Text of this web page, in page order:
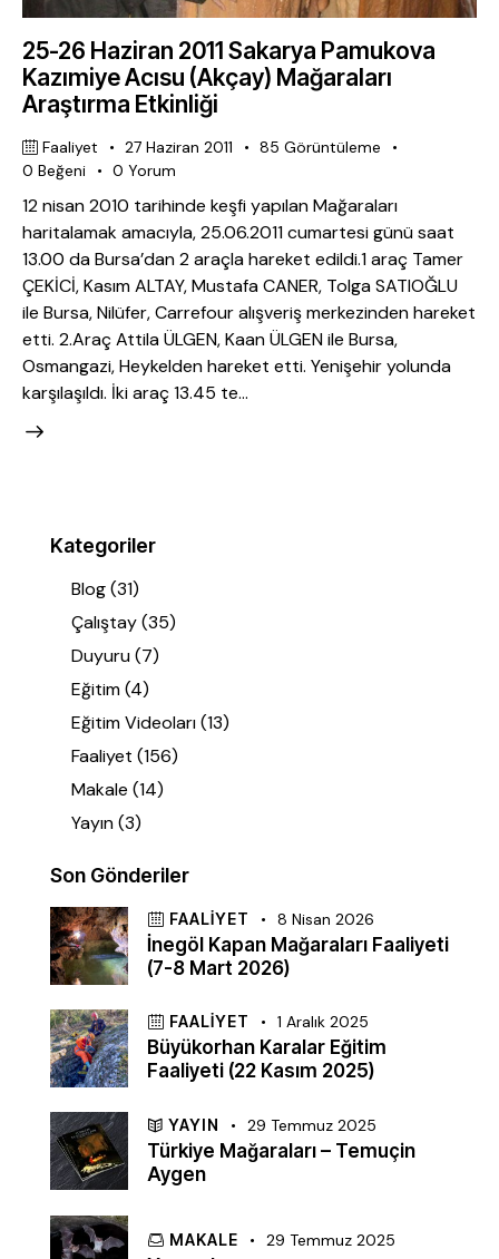
25-26 Haziran 2011 Sakarya Pamukova
Kazımiye Acısu (Akçay) Mağaraları
Araştırma Etkinliği
Faaliyet 27 Haziran 2011 85 Görüntüleme
0 Beğeni 0 Yorum
12 nisan 2010 tarihinde keşfi yapılan Mağaraları
haritalamak amacıyla, 25.06.2011 cumartesi günü saat
13.00 da Bursa’dan 2 araçla hareket edildi.1 araç Tamer
ÇEKİCİ, Kasım ALTAY, Mustafa CANER, Tolga SATIOĞLU
ile Bursa, Nilüfer, Carrefour alışveriş merkezinden hareket
etti. 2.Araç Attila ÜLGEN, Kaan ÜLGEN ile Bursa,
Osmangazi, Heykelden hareket etti. Yenişehir yolunda
karşılaşıldı. İki araç 13.45 te…
Kategoriler
Blog(31)
Çalıştay(35)
Duyuru(7)
Eğitim(4)
Eğitim Videoları(13)
Faaliyet (156)
Makale (14)
Yayın(3)
Son Gönderiler
FAALIYET 8 Nisan 2026
İnegöl Kapan Mağaraları Faaliyeti
(7-8 Mart 2026)
FAALIYET 1 Aralık 2025
Büyükorhan Karalar Eğitim
Faaliyeti (22 Kasım 2025)
YAYIN 29 Temmuz 2025
Türkiye Mağaraları – Temuçin
Aygen
MAKALE 29 Temmuz 2025